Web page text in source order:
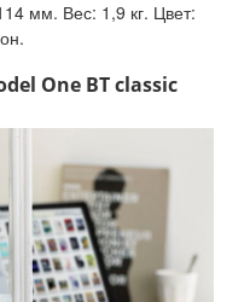
мм. Вес: 1,9 кг. Цвет:
One BT classic